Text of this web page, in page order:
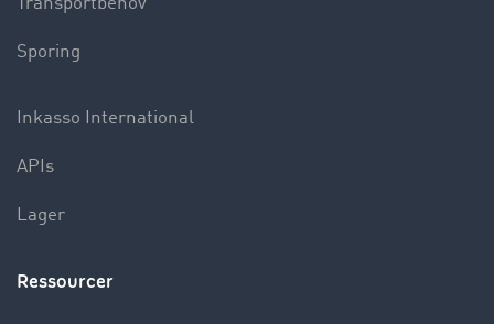
Sporing
Inkasso International
APIs
Lager
Ressourcer